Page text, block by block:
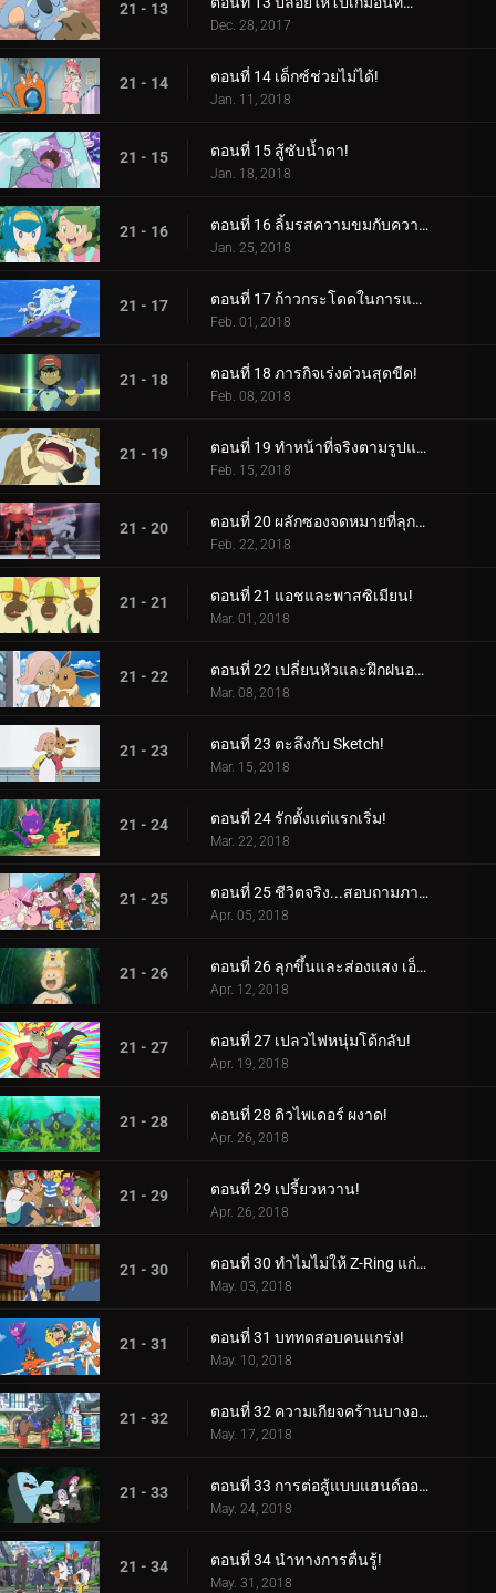
21 - 13
Dec. 28, 2017
21 - 14 ตอนที่ 14 เด็กซ์ช่วยไม่ได้!
Jan. 11, 2018
21 - 15 ตอนที่ 15 สู้ซับน้ำตา!
Jan. 18, 2018
21 - 16 ตอนที่ 16 ลิ้มรสความขมกับความหวาน!
Jan. 25, 2018
21 - 17 ตอนที่ 17 ก้าวกระโดดในการแข่งขัน!
Feb. 01, 2018
21 - 18 ตอนที่ 18 ภารกิจเร่งด่วนสุดขีด!
Feb. 08, 2018
21 - 19 ตอนที่ 19 ทำหน้าที่จริงตามรูปแบบ!
Feb. 15, 2018
21 - 20 ตอนที่ 20 ผลักซองจดหมายที่ลุกเป็นไฟ!
Feb. 22, 2018
21 - 21 ตอนที่ 21 แอชและพาสซิเมียน!
Mar. 01, 2018
21 - 22 ตอนที่ 22 เปลี่ยนหัวและฝึกฝนอย่างหนัก!
Mar. 08, 2018
21 - 23 ตอนที่ 23 ตะลึงกับ Sketch!
Mar. 15, 2018
21 - 24 ตอนที่ 24 รักตั้งแต่แรกเริ่ม!
Mar. 22, 2018
21 - 25 ตอนที่ 25 ชีวิตจริง...สอบถามภายใน!
Apr. 05, 2018
21 - 26 ตอนที่ 26 ลุกขึ้นและส่องแสง เอ็นเตอร์ไพรส์!
Apr. 12, 2018
21 - 27 ตอนที่ 27 เปลวไฟหนุ่มโต้กลับ!
Apr. 19, 2018
21 - 28 ตอนที่ 28 ดิวไพเดอร์ ผงาด!
Apr. 26, 2018
21 - 29 ตอนที่ 29 เปรี้ยวหวาน!
Apr. 26, 2018
21 - 30 ตอนที่ 30 ทำไมไม่ให้ Z-Ring แก่ฉันบ้างล่ะ?
May. 03, 2018
21 - 31 ตอนที่ 31 บททดสอบคนแกร่ง!
May. 10, 2018
21 - 32 ตอนที่ 32 ความเกียจคร้านบางอย่าง!
May. 17, 2018
21 - 33 ตอนที่ 33 การต่อสู้แบบแฮนด์ออฟ!
May. 24, 2018
21 - 34 ตอนที่ 34 นำทางการตื่นรู้!
May. 31, 2018